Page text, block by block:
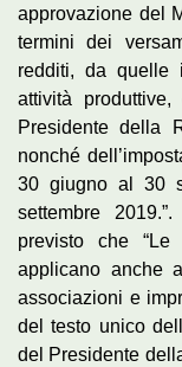
approvazione del
termini dei
redditi, da quelle
attività
Presidente della
nonché
30 giugno al 30
settembre
previsto che
applicano anche
associazioni e
del testo unico
del Presidente